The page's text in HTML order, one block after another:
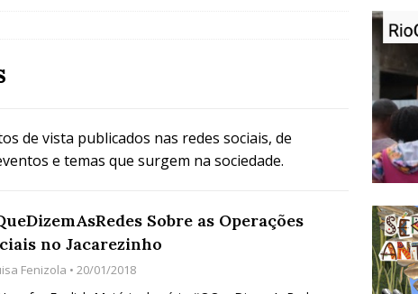
Fogo que Impulsionam a Mudança de que
Começou com uma Praça em Ramos [OPINIÃO]
Agroecológico com os Povos das Águas Reúne
e Inauguração da Feira da Praia do Remanso
COBERTURA DE EVENTOS
de vista publicados nas redes sociais, de
e temas que surgem na sociedade.
Sobre as Operações
no Jacarezinho
Fenizola • 20/01/2018